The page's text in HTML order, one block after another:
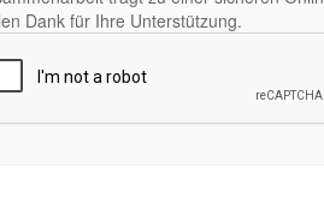
Dank für Ihre Unterstützung.